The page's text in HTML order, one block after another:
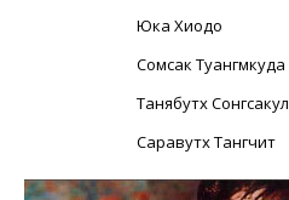
Юка Хиодо
Сомсак Туангмкуда
Танябутх Сонгсакул
Саравутх Тангчит